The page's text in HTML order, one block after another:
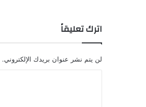
اترك تعليقاً
لن يتم نشر عنوان بريدك الإلكتروني.